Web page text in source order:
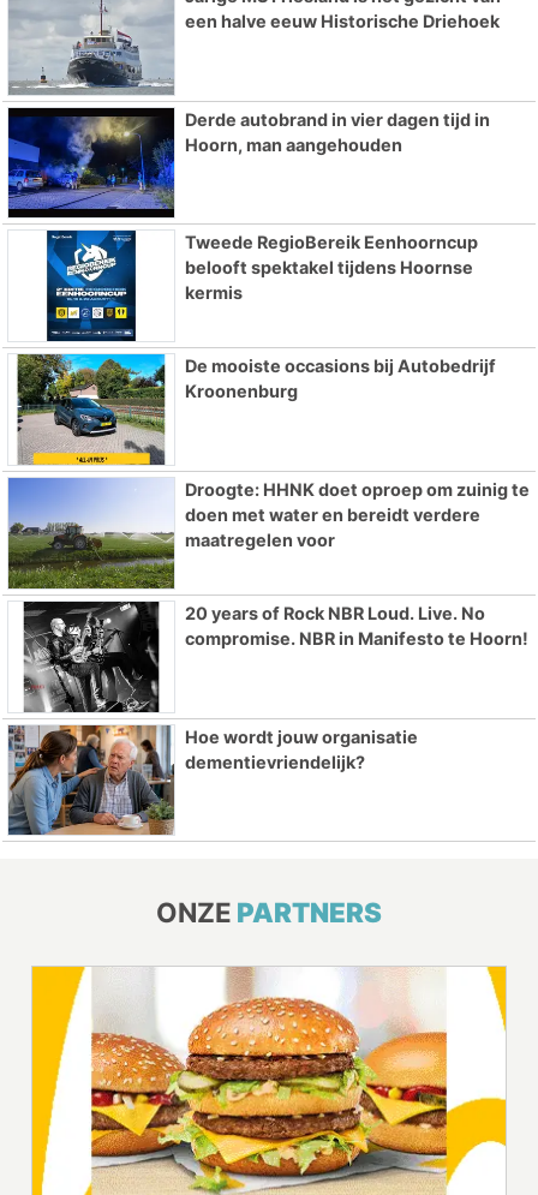
een halve eeuw Historische Driehoek
Derde autobrand in vier dagen tijd in
Hoorn, man aangehouden
Tweede RegioBereik Eenhoorncup
belooft spektakel tijdens Hoornse
kermis
De mooiste occasions bij Autobedrijf
Kroonenburg
Droogte: HHNK doet oproep om zuinig te
doen met water en bereidt verdere
maatregelen voor
20 years of Rock NBR Loud. Live. No
compromise. NBR in Manifesto te Hoorn!
Hoe wordt jouw organisatie
dementievriendelijk?
ONZE PARTNERS